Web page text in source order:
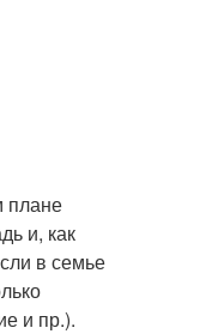
плане
и, как
в семье
и пр.).